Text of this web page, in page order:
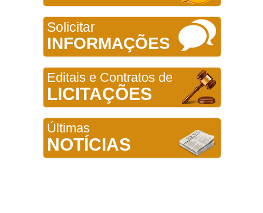
Solicitar
INFORMAÇÕES
Editais e Contratos de
LICITAÇÕES
Últimas
NOTÍCIAS